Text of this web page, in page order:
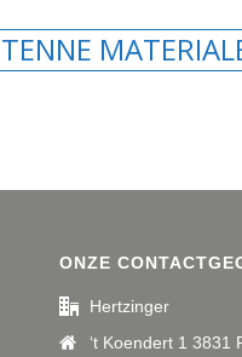
ONZE
Hertzinger
‘t Koendert 1 3831